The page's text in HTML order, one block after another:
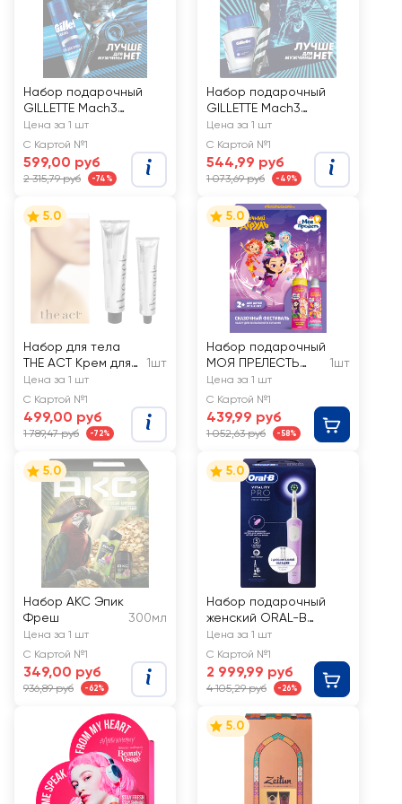
Набор подарочный
GILLETTE Mach3
ProGlide Flexball
Бритва и гель для
бритья увлажняющий
Масло какао, 200мл
Цена за 1 шт
С Картой №1
599,00 руб
2 315,79 руб -74%
Набор подарочный
GILLETTE Mach3
Бритва с 1 сменной
кассетой+Лосьон
после бритья GILLETTE
Arctic Ice, 50мл
Цена за 1 шт
С Картой №1
544,99 руб
1 073,69 руб -49%
5.0
Набор для тела
THE ACT Крем для
рук+Крем для ног
1шт
Цена за 1 шт
С Картой №1
499,00 руб
1 789,47 руб -72%
5.0
Набор подарочный
МОЯ ПРЕЛЕСТЬ
Сказочный
фестиваль
Шампунь,
250мл+Пенка-мусс
1шт
Цена за 1 шт
С Картой №1
439,99 руб
1 052,63 руб -58%
5.0
Набор AKC Эпик
Фреш
300мл
Цена за 1 шт
С Картой №1
349,00 руб
936,89 руб -62%
5.0
Набор подарочный
женский ORAL-B
Зубная щетка
электрическая Vitality
Pro D103.413.3 тип
3708+Насадка для
электрической щетки
Sensitive Clean EB60
Цена за 1 шт
С Картой №1
2 999,99 руб
4 105,29 руб -26%
5.0